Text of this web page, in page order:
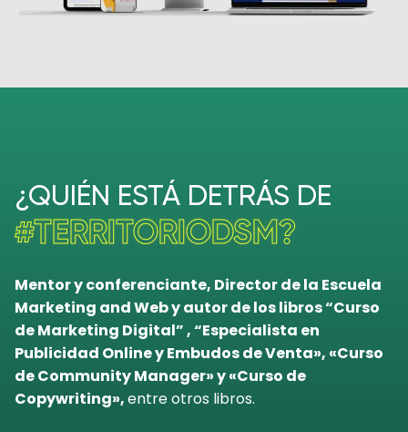
¿QUIÉN ESTÁ DETRÁS DE
#TERRITORIODSM?
Mentor y conferenciante, Director de la Escuela
Marketing and Web y autor de los libros “Curso
de Marketing Digital” , “Especialista en
Publicidad Online y Embudos de Venta», «Curso
de Community Manager» y «Curso de
Copywriting»,entre otros libros.